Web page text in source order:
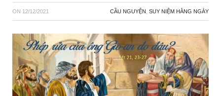
ON 12/12/2021 CẦU NGUYỆN SUY NIỆM HẰNG NGÀY